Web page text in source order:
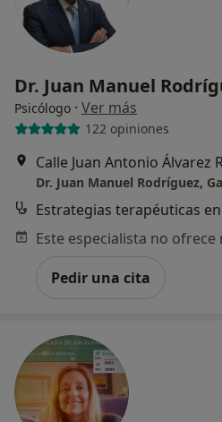
Dr. Juan Manuel
Psicólogo · Ver más
122 opiniones
Pedir una cita